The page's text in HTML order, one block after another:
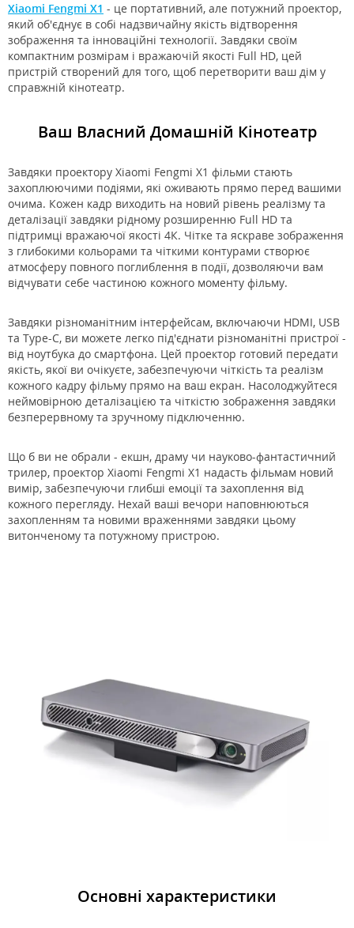
Xiaomi Fengmi X1 - це портативний, але потужний проектор,
який об'єднує в собі надзвичайну якість відтворення
зображення та інноваційні технології. Завдяки своїм
компактним розмірам і вражаючій якості Full HD, цей
пристрій створений для того, щоб перетворити ваш дім у
справжній кінотеатр.
Ваш Власний Домашній Кінотеатр
Завдяки проектору Xiaomi Fengmi X1 фільми стають
захоплюючими подіями, які оживають прямо перед вашими
очима. Кожен кадр виходить на новий рівень реалізму та
деталізації завдяки рідному розширенню Full HD та
підтримці вражаючої якості 4К. Чітке та яскраве зображення
з глибокими кольорами та чіткими контурами створює
атмосферу повного поглиблення в події, дозволяючи вам
відчувати себе частиною кожного моменту фільму.
Завдяки різноманітним інтерфейсам, включаючи HDMI, USB
та Type-C, ви можете легко під'єднати різноманітні пристрої -
від ноутбука до смартфона. Цей проектор готовий передати
якість, якої ви очікуєте, забезпечуючи чіткість та реалізм
кожного кадру фільму прямо на ваш екран. Насолоджуйтеся
неймовірною деталізацією та чіткістю зображення завдяки
безперервному та зручному підключенню.
Що б ви не обрали - екшн, драму чи науково-фантастичний
трилер, проектор Xiaomi Fengmi X1 надасть фільмам новий
вимір, забезпечуючи глибші емоції та захоплення від
кожного перегляду. Нехай ваші вечори наповнюються
захопленням та новими враженнями завдяки цьому
витонченому та потужному пристрою.
Основні характеристики